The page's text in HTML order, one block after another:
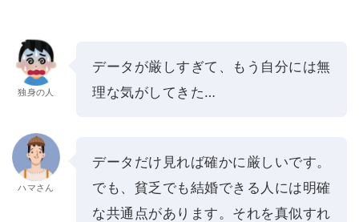
独身の人
データが厳しすぎて、もう自分には無
理な気がしてきた…
ハマさん
データだけ見れば確かに厳しいです。
でも、貧乏でも結婚できる人には明確
な共通点があります。それを真似すれ